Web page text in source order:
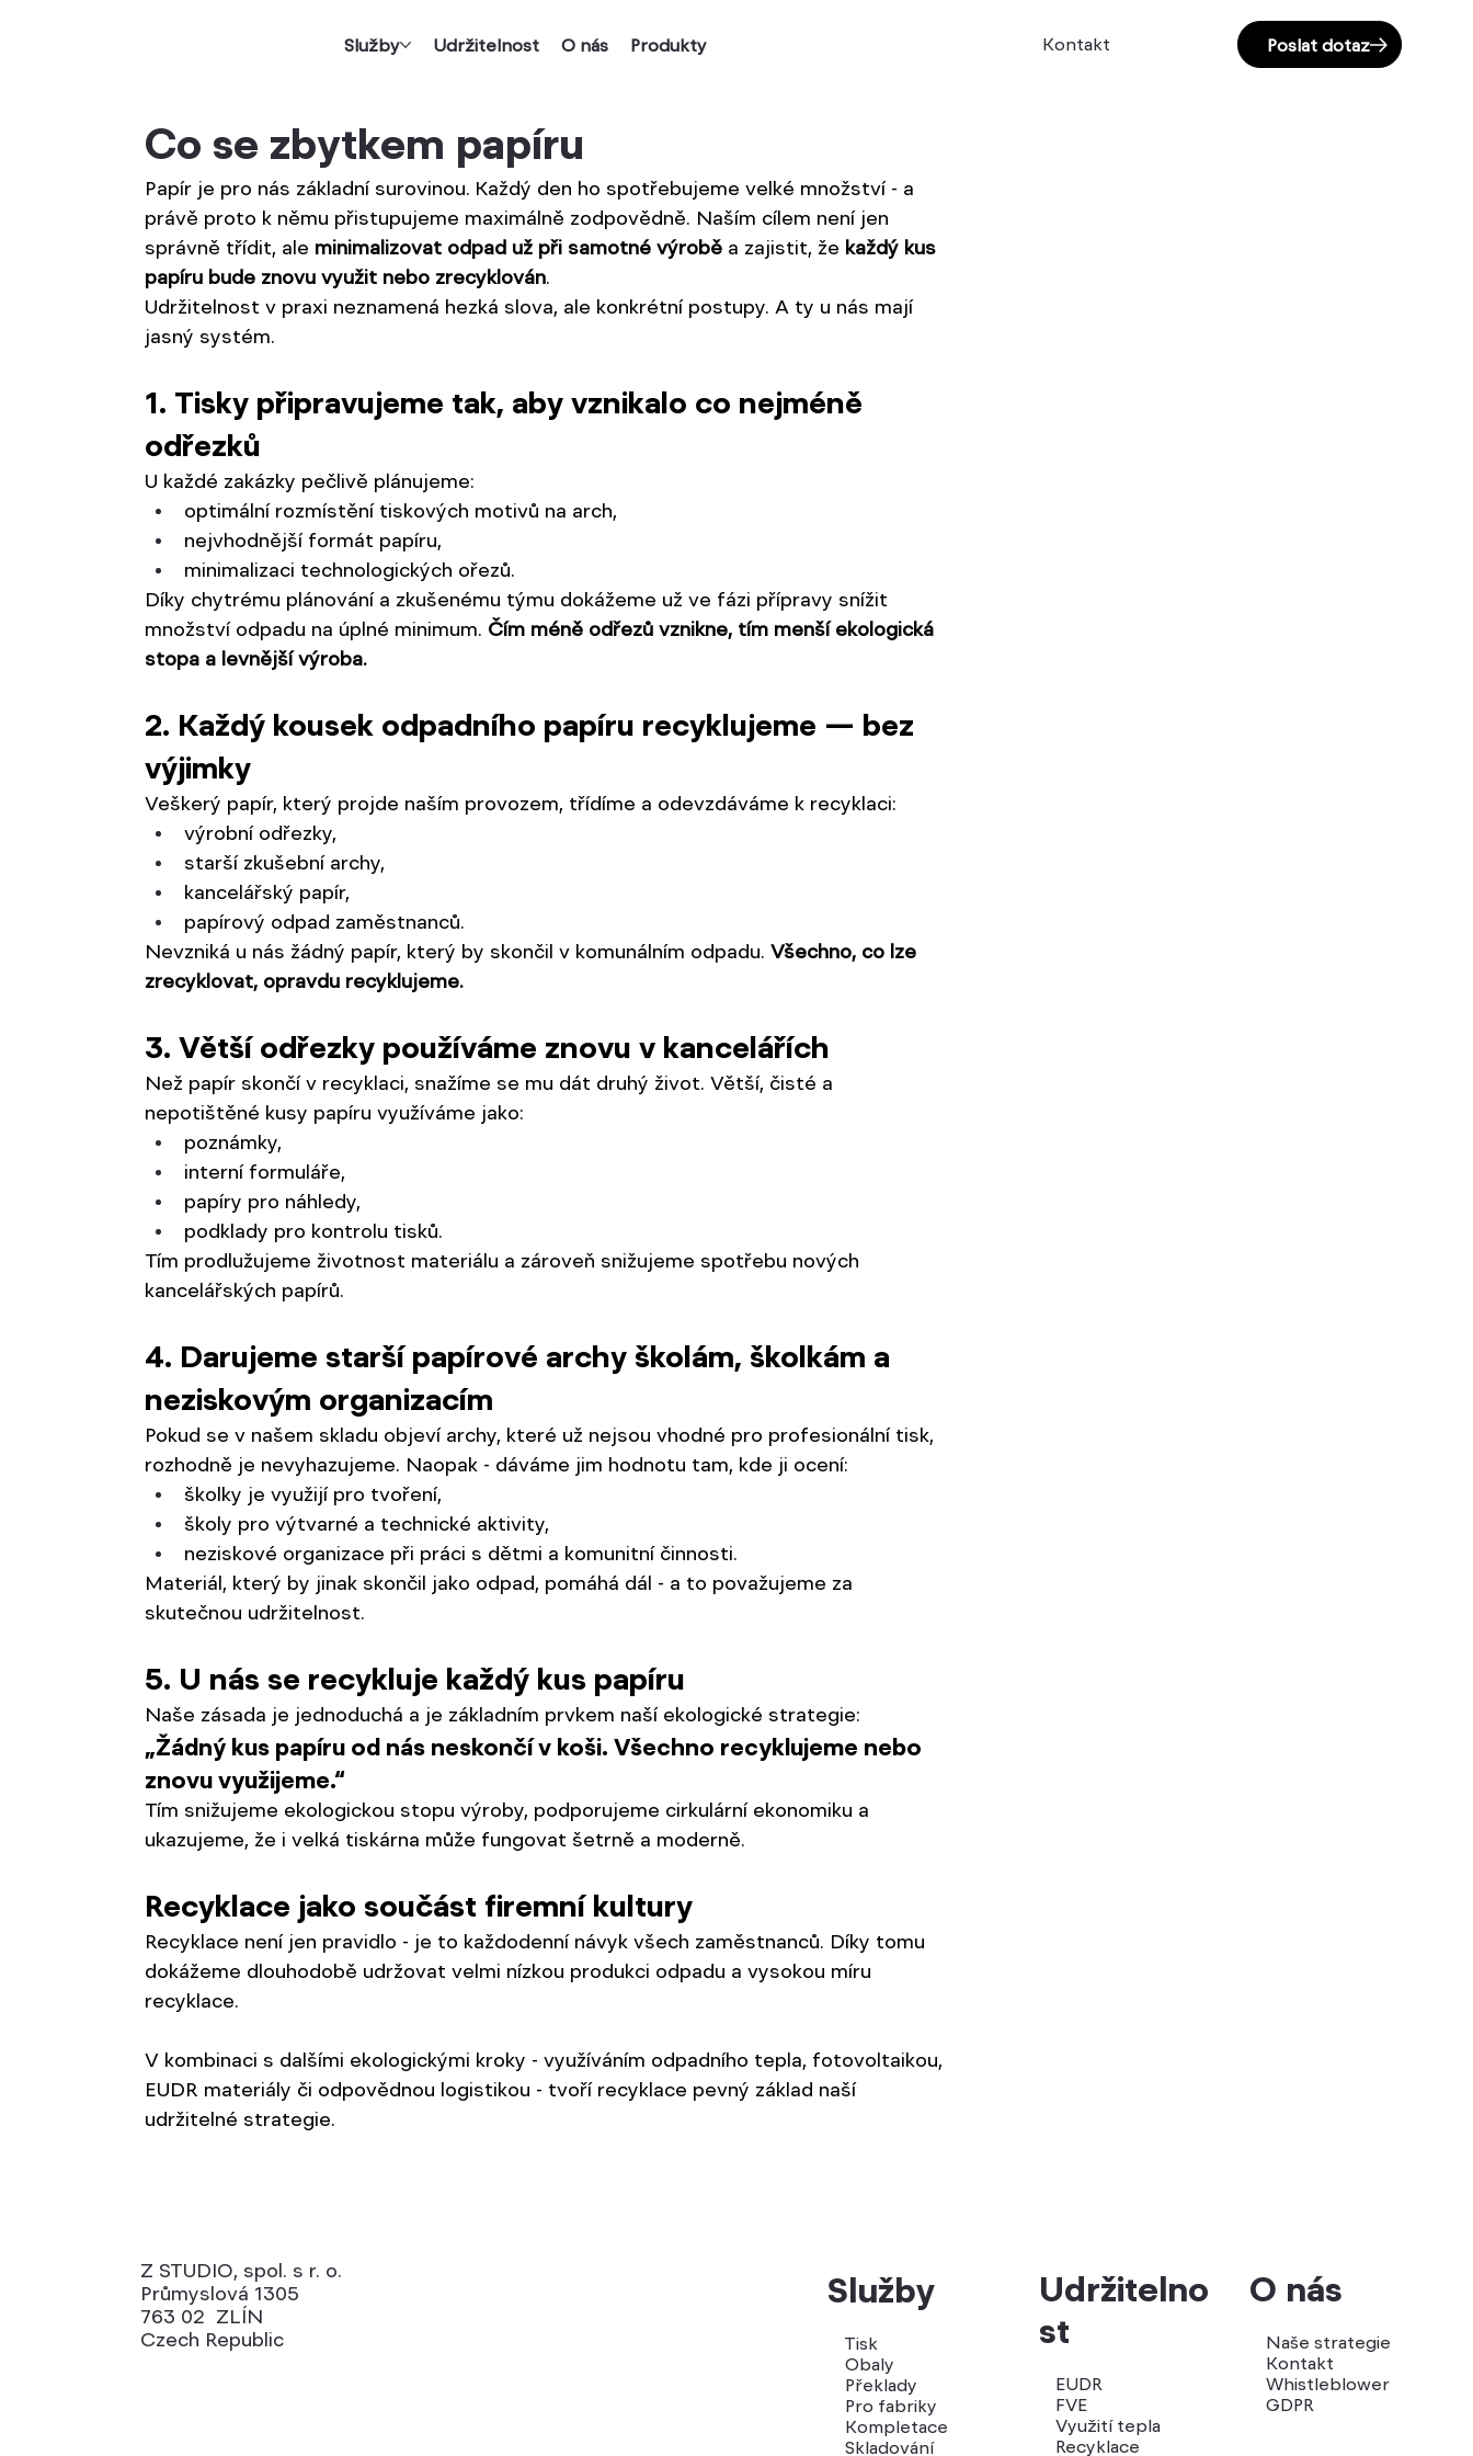
Služby Udržitelnost O nás Produkty Kontakt Poslat dotaz
Co se zbytkem papíru
Papír je pro nás základní surovinou. Každý den ho spotřebujeme velké množství - a
právě proto k němu přistupujeme maximálně zodpovědně. Naším cílem není jen
správně třídit, ale minimalizovat odpad už při samotné výrobě a zajistit, že každý kus
papíru bude znovu využit nebo zrecyklován.
Udržitelnost v praxi neznamená hezká slova, ale konkrétní postupy. A ty u nás mají
jasný systém.
1. Tisky připravujeme tak, aby vznikalo co nejméně
odřezků
U každé zakázky pečlivě plánujeme:
optimální rozmístění tiskových motivů na arch,
nejvhodnější formát papíru,
minimalizaci technologických ořezů.
Díky chytrému plánování a zkušenému týmu dokážeme už ve fázi přípravy snížit
množství odpadu na úplné minimum. Čím méně odřezů vznikne, tím menší ekologická
stopa a levnější výroba.
2. Každý kousek odpadního papíru recyklujeme — bez
výjimky
Veškerý papír, který projde naším provozem, třídíme a odevzdáváme k recyklaci:
výrobní odřezky,
starší zkušební archy,
kancelářský papír,
papírový odpad zaměstnanců.
Nevzniká u nás žádný papír, který by skončil v komunálním odpadu. Všechno, co lze
zrecyklovat, opravdu recyklujeme.
3. Větší odřezky používáme znovu v kancelářích
Než papír skončí v recyklaci, snažíme se mu dát druhý život. Větší, čisté a
nepotištěné kusy papíru využíváme jako:
poznámky,
interní formuláře,
papíry pro náhledy,
podklady pro kontrolu tisků.
Tím prodlužujeme životnost materiálu a zároveň snižujeme spotřebu nových
kancelářských papírů.
4. Darujeme starší papírové archy školám, školkám a
neziskovým organizacím
Pokud se v našem skladu objeví archy, které už nejsou vhodné pro profesionální tisk,
rozhodně je nevyhazujeme. Naopak - dáváme jim hodnotu tam, kde ji ocení:
školky je využijí pro tvoření,
školy pro výtvarné a technické aktivity,
neziskové organizace při práci s dětmi a komunitní činnosti.
Materiál, který by jinak skončil jako odpad, pomáhá dál - a to považujeme za
skutečnou udržitelnost.
5. U nás se recykluje každý kus papíru
Naše zásada je jednoduchá a je základním prvkem naší ekologické strategie:
„Žádný kus papíru od nás neskončí v koši. Všechno recyklujeme nebo
znovu využijeme.“
Tím snižujeme ekologickou stopu výroby, podporujeme cirkulární ekonomiku a
ukazujeme, že i velká tiskárna může fungovat šetrně a moderně.
Recyklace jako součást firemní kultury
Recyklace není jen pravidlo - je to každodenní návyk všech zaměstnanců. Díky tomu
dokážeme dlouhodobě udržovat velmi nízkou produkci odpadu a vysokou míru
recyklace.
V kombinaci s dalšími ekologickými kroky - využíváním odpadního tepla, fotovoltaikou,
EUDR materiály či odpovědnou logistikou - tvoří recyklace pevný základ naší
udržitelné strategie.
Z STUDIO, spol. s r. o.
Průmyslová 1305
763 02 ZLÍN
Czech Republic
Služby
Tisk
Obaly
Překlady
Pro fabriky
Kompletace
Skladování
Udržitelno
st
EUDR
FVE
Využití tepla
Recyklace
O nás
Naše strategie
Kontakt
Whistleblower
GDPR